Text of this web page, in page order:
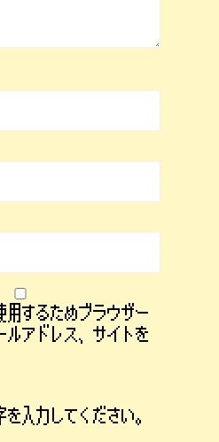
用するためブラウザー
ルアドレス、サイトを
を入力してください。